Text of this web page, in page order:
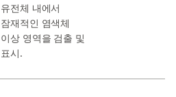
유전체 내에서
잠재적인 염색체
이상 영역을 검출 및
표시.